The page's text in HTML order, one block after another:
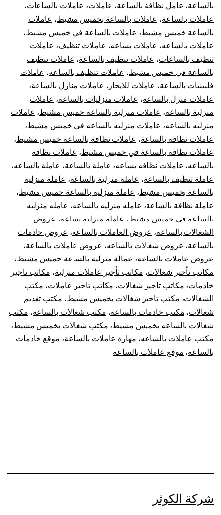
بالساعة، عامل نظافة بالساعة، عاملات، عاملات بالساعات،
عاملات بالساعة، عاملات بالساعة بخميس مشيط، عاملات
بالساعة خميس مشيط، عاملات بالساعة في خميس مشيط،
عاملات بالساعه، عاملات بساعه، عاملات تنظيف، عاملات
تنظيف بالساعات، عاملات تنظيف بالساعة، عاملات تنظيف
بالساعة في خميس مشيط، عاملات تنظيف بالساعه، عاملات
فلبينيات بالساعة، عاملات للايجار ، عاملات منازل بالساعة،
عاملات منزل بالساعه، عاملات منزليات بالساعة، عاملات
منزلية بالساعة، عاملات منزلية بالساعة خميس مشيط، عاملات
منزليه بالساعه، عاملات منزليه بالساعه في خميس مشيط،
عاملات نظافة بالساعة، عاملات نظافة بالساعة خميس مشيط،
عاملات نظافة بالساعة في خميس مشيط، عاملات نظافه
بالساعه، عاملات نظافه بساعه، عاملة بالساعة، عاملة بالساعه،
عاملة تنظيف بالساعة، عاملة منزلية بالساعة، عاملة منزلية
بالساعة بخميس مشيط، عاملة منزلية بالساعة خميس مشيط،
عاملة نظافة بالساعة، عامله منزليه بالساعه، عامله منزليه
بالساعه في خميس مشيط، عامله منزليه بساعه، عروض
الشغالات بالساعه، عروض العاملات بالساعه، عروض خادمات
بالساعة، عروض شغالات بالساعه، عروض عاملات بالساعة،
عروض عاملات بالساعه، عمالة منزلية بالساعة خميس مشيط،
مكاتب تأجير شغالات، مكاتب تأجير عاملات منزلية، مكاتب تاجير
خادمات، مكاتب تاجير شغالات، مكاتب تاجير عاملات، مكتب
الشغالات، مكتب تاجير شغالات بخميس مشيط، مكتب تقديم
شغالات، مكتب خادمات بالساعه، مكتب شغالات بالساعه، مكتب
شغالات بالساعه بخميس مشيط، مكتب شغالات بخميس مشيط،
مكتب عاملات بالساعه، مهارة عاملات بالساعة، موقع خادمات
بالساعه، موقع عاملات بالساعه
شركة الكوثر